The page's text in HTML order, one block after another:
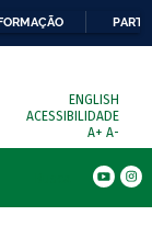
ENGLISH
ACESSIBILIDADE
A+ A-